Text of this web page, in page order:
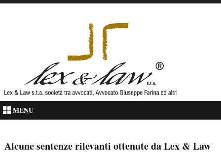
MENU
Alcune sentenze rilevanti ottenute da Lex & Law